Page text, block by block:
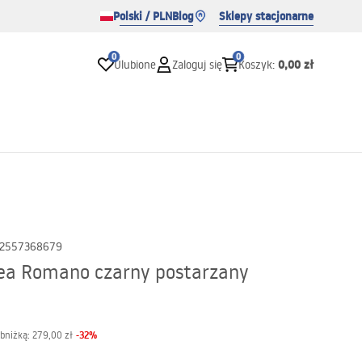
Polski / PLNBlog Sklepy stacjonarne
0
Ulubione Zaloguj się
0
Koszyk: 0,00 zł
Romano czarny postarzany
279,00 zł -32%